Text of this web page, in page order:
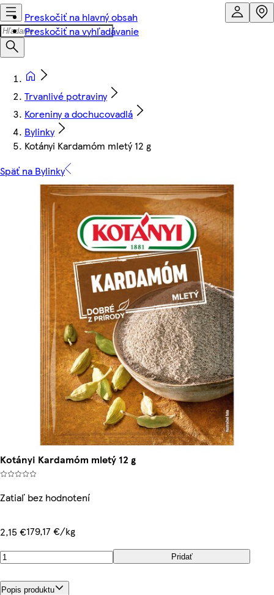
Preskočiť na hlavný obsah
Preskočiť na vyhľadávanie
Trvanlivé potraviny
Koreniny a dochucovadlá
Bylinky
Kotányi Kardamóm mletý 12 g
Späť na Bylinky
Kotányi Kardamóm mletý 12 g
Zatiaľ bez hodnotení
2,15 €179,17 €/kg
Pridať
Popis produktu